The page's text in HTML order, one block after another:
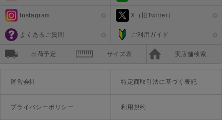
Instagram X（旧Twitter）
よくあるご質問 ご利用ガイド
出荷予定 サイズ表 実店舗検索
運営会社 特定商取引法に基づく表記
プライバシーポリシー 利用規約